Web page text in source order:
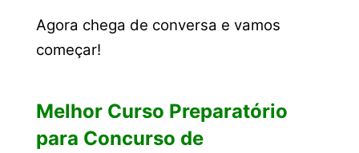
Agora chega de conversa e vamos
começar!
Melhor Curso Preparatório
para Concurso de